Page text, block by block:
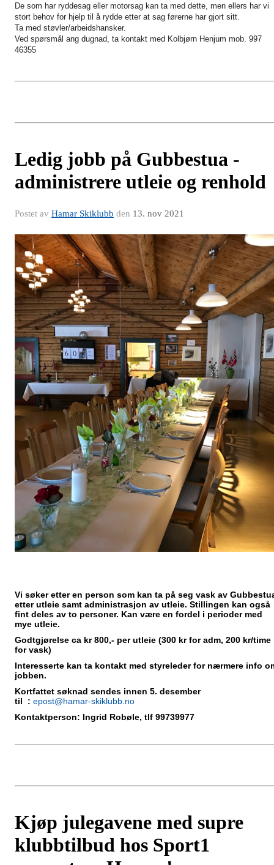
De som har ryddesag eller motorsag kan ta med dette, men ellers har vi
stort behov for hjelp til å rydde etter at sag førerne har gjort sitt.
Ta med støvler/arbeidshansker.
Ved spørsmål ang dugnad, ta kontakt med Kolbjørn Henjum mob. 997
46355
Ledig jobb på Gubbestua -
administrere utleie og renhold
Postet av Hamar Skiklubb den 13. nov 2021
Vi søker etter en person som kan ta på seg vask av
etter utleie samt administrasjon av utleie. Stillingen kan også
fint deles av to personer. Kan være en fordel i perioder med
mye utleie.
Godtgjørelse ca kr 800,- per utleie (300 kr for adm, 200 kr/time
for vask)
Interesserte kan ta kontakt med styreleder for nærmere info
jobben.
Kortfattet søknad sendes innen 5. desember
til
: epost@hamar-skiklubb.no
Kontaktperson: Ingrid Robøle, tlf 99739977
Kjøp julegavene med supre
klubbtilbud hos Sport1